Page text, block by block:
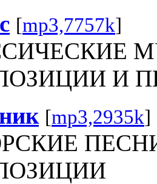
[mp3,7757k]
И
[mp3,2935k]